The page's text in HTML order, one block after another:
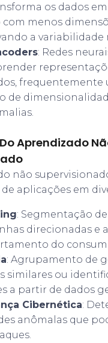
os dados
com menos
a variabilidade
: Redes
frequentemente
de
Aprendizado
não
aplicações em
: Segmentação
direcionadas e
do
: Agrupamento de
similares ou
a partir de dados
Cibernética:
anômalas que